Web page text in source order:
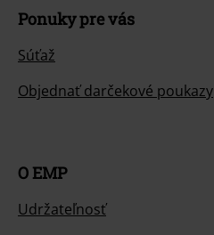
Ponuky pre vás
Súťaž
Objednať darčekové poukazy
O EMP
Udržateľnosť